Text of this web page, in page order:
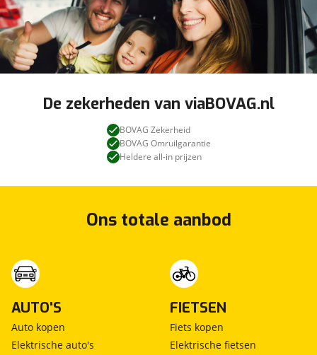
De zekerheden van viaBOVAG.nl
BOVAG Zekerheid
BOVAG Omruilgarantie
Heldere all-in prijzen
Ons totale aanbod
AUTO'S
Auto kopen
Elektrische auto's
FIETSEN
Fiets kopen
Elektrische fietsen